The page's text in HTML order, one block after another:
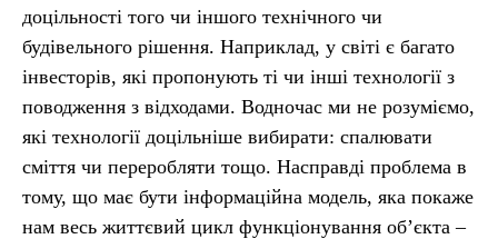
доцільності того чи іншого технічного чи
будівельного рішення. Наприклад, у світі є багато
інвесторів, які пропонують ті чи інші технології з
поводження з відходами. Водночас ми не розуміємо,
які технології доцільніше вибирати: спалювати
сміття чи переробляти тощо. Насправді проблема в
тому, що має бути інформаційна модель, яка покаже
нам весь життєвий цикл функціонування об’єкта –